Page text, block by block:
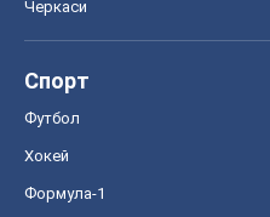
Черкаси
Спорт
Футбол
Хокей
Формула-1